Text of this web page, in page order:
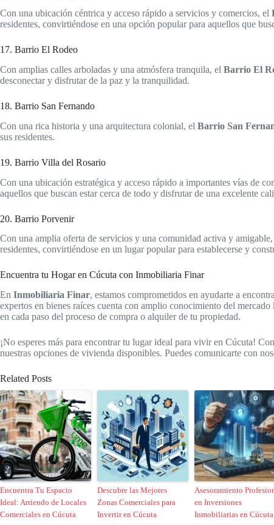
Con una ubicación céntrica y acceso rápido a servicios y comercios, el
residentes, convirtiéndose en una opción popular para aquellos que
17. Barrio El Rodeo
Con amplias calles arboladas y una atmósfera tranquila, el Barrio El
desconectar y disfrutar de la paz y la tranquilidad.
18. Barrio San Fernando
Con una rica historia y una arquitectura colonial, el Barrio San
sus residentes.
19. Barrio Villa del Rosario
Con una ubicación estratégica y acceso rápido a importantes vías de
aquellos que buscan estar cerca de todo y disfrutar de una excelente
20. Barrio Porvenir
Con una amplia oferta de servicios y una comunidad activa y amigable,
residentes, convirtiéndose en un lugar popular para establecerse y
Encuentra tu Hogar en Cúcuta con Inmobiliaria Finar
En Inmobiliaria Finar, estamos comprometidos en ayudarte a
expertos en bienes raíces cuenta con amplio conocimiento del
en cada paso del proceso de compra o alquiler de tu propiedad.
¡No esperes más para encontrar tu lugar ideal para vivir en Cúcuta!
nuestras opciones de vivienda disponibles. Puedes comunicarte con
Related Posts
Encuentra Tu Espacio
Ideal: Arriendo de Locales
Comerciales en Cúcuta
Descubre las Mejores
Zonas Comerciales para
Invertir en Cúcuta
Asesoramiento
en Inversiones
Inmobiliarias en Cúcuta